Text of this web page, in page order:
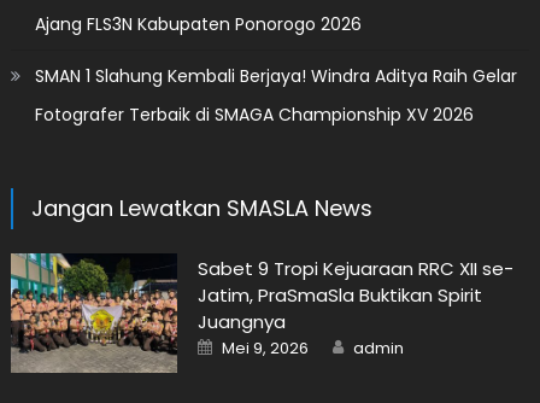
Ajang FLS3N Kabupaten Ponorogo 2026
SMAN 1 Slahung Kembali Berjaya! Windra Aditya Raih Gelar
Fotografer Terbaik di SMAGA Championship XV 2026
Jangan Lewatkan SMASLA News
Sabet 9 Tropi Kejuaraan RRC XII se-
Jatim, PraSmaSla Buktikan Spirit
Juangnya
Posted
on
Mei 9, 2026 Author
admin